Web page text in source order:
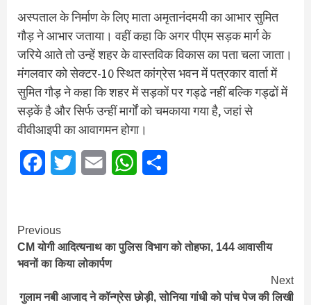
अस्पताल के निर्माण के लिए माता अमृतानंदमयी का आभार सुमित
गौड़ ने आभार जताया। वहीं कहा कि अगर पीएम सड़क मार्ग के
जरिये आते तो उन्हें शहर के वास्तविक विकास का पता चला जाता।
मंगलवार को सेक्टर-10 स्थित कांग्रेस भवन में पत्रकार वार्ता में
सुमित गौड़ ने कहा कि शहर में सड़कों पर गड्ढे नहीं बल्कि गड्ढों में
सड़कें है और सिर्फ उन्हीं मार्गों को चमकाया गया है, जहां से
वीवीआइपी का आवागमन होगा।
FacebookTwitter Email WhatsApp
Continue
Reading
Previous
CM योगी आदित्यनाथ का पुलिस विभाग को तोहफा, 144 आवासीय
भवनों का किया लोकार्पण
Next
गुलाम नबी आजाद ने कॉन्ग्रेस छोड़ी, सोनिया गांधी को पांच पेज की लिखी